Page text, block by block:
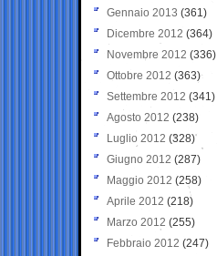
Gennaio 2013 (361)
Dicembre 2012 (364)
Novembre 2012 (336)
Ottobre 2012 (363)
Settembre 2012 (341)
Agosto 2012 (238)
Luglio 2012 (328)
Giugno 2012 (287)
Maggio 2012 (258)
Aprile 2012 (218)
Marzo 2012 (255)
Febbraio 2012 (247)